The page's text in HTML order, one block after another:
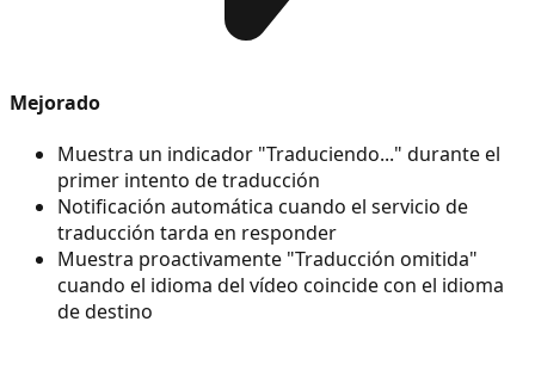
Mejorado
Muestra un indicador "Traduciendo..." durante el
primer intento de traducción
Notificación automática cuando el servicio de
traducción tarda en responder
Muestra proactivamente "Traducción omitida"
cuando el idioma del vídeo coincide con el idioma
de destino